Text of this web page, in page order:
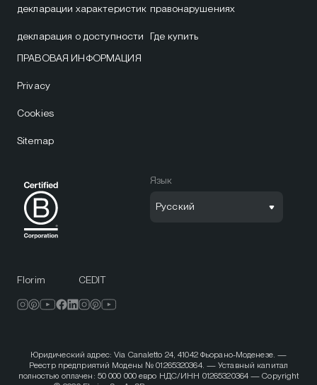
декларации характеристик
декларация о доступности
правонарушениях
Где купить
ПРАВОВАЯ ИНФОРМАЦИЯ
Privacy
Cookies
Sitemap
Язык
Русский
Florim CEDIT
Юридический адрес: Via Canaletto 24, 41042 Фьорано-Моденезе. —
Реестр предприятий Модены № 01265320364. — Уставный капитал
полностью оплачен: 50 000 000 евро НДС/ИНН 01265320364 — Copyright